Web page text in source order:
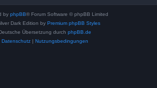
by phpBB® Forum Software © phpBB Limited
Dark Edition by Premium phpBB Styles
Deutsche Übersetzung durch phpBB.de
Datenschutz| Nutzungsbedingungen